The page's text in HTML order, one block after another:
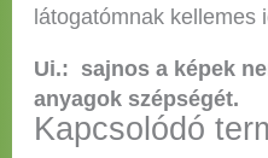
látogatómnak kellemes
Ui.: sajnos a képek
anyagok szépségét.
Kapcsolódó